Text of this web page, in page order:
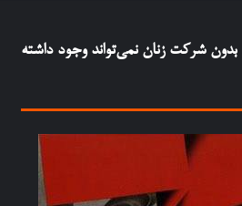
شرکت زنان نمی‌تواند وجود داشته